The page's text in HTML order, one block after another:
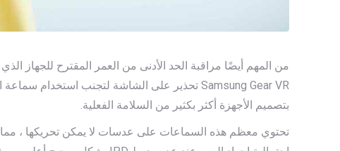
بتصميم الأجهزة أكثر بكثير من السلامة الفعلية.